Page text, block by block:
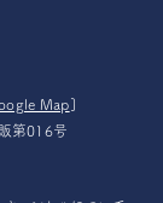
Map]
第016号